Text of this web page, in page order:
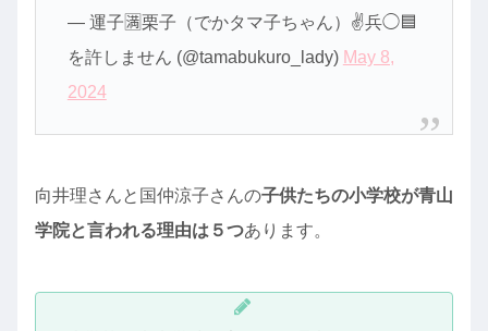
— 運子🈵栗子（でかタマ子ちゃん）✌️兵◯🟦
を許しません (@tamabukuro_lady) May 8,
2024
向井理さんと国仲涼子さんの子供たちの小学校が青山
学院と言われる理由は５つあります。